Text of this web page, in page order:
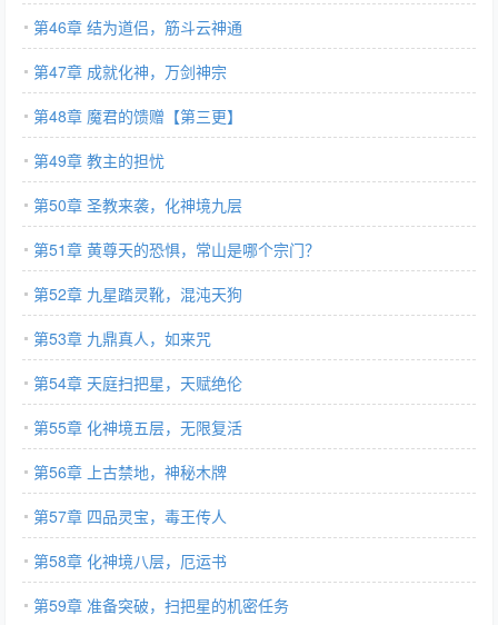
第46章 结为道侣，筋斗云神通
第47章 成就化神，万剑神宗
第48章 魔君的馈赠【第三更】
第49章 教主的担忧
第50章 圣教来袭，化神境九层
第51章 黄尊天的恐惧，常山是哪个宗门？
第52章 九星踏灵靴，混沌天狗
第53章 九鼎真人，如来咒
第54章 天庭扫把星，天赋绝伦
第55章 化神境五层，无限复活
第56章 上古禁地，神秘木牌
第57章 四品灵宝，毒王传人
第58章 化神境八层，厄运书
第59章 准备突破，扫把星的机密任务